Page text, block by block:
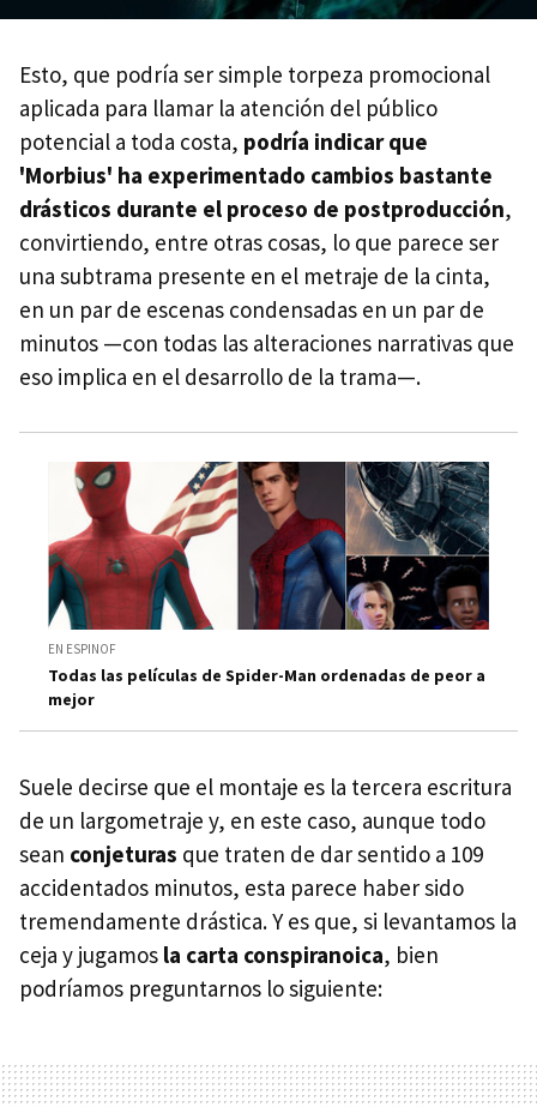
Esto, que podría ser simple torpeza promocional
aplicada para llamar la atención del público
potencial a toda costa, podría indicar que
'Morbius' ha experimentado cambios bastante
drásticos durante el proceso de postproducción,
convirtiendo, entre otras cosas, lo que parece ser
una subtrama presente en el metraje de la cinta,
en un par de escenas condensadas en un par de
minutos —con todas las alteraciones narrativas que
eso implica en el desarrollo de la trama—.
EN ESPINOF
Todas las películas de Spider-Man ordenadas de peor a
mejor
Suele decirse que el montaje es la tercera escritura
de un largometraje y, en este caso, aunque todo
sean conjeturas que traten de dar sentido a 109
accidentados minutos, esta parece haber sido
tremendamente drástica. Y es que, si levantamos la
ceja y jugamos la carta conspiranoica, bien
podríamos preguntarnos lo siguiente: